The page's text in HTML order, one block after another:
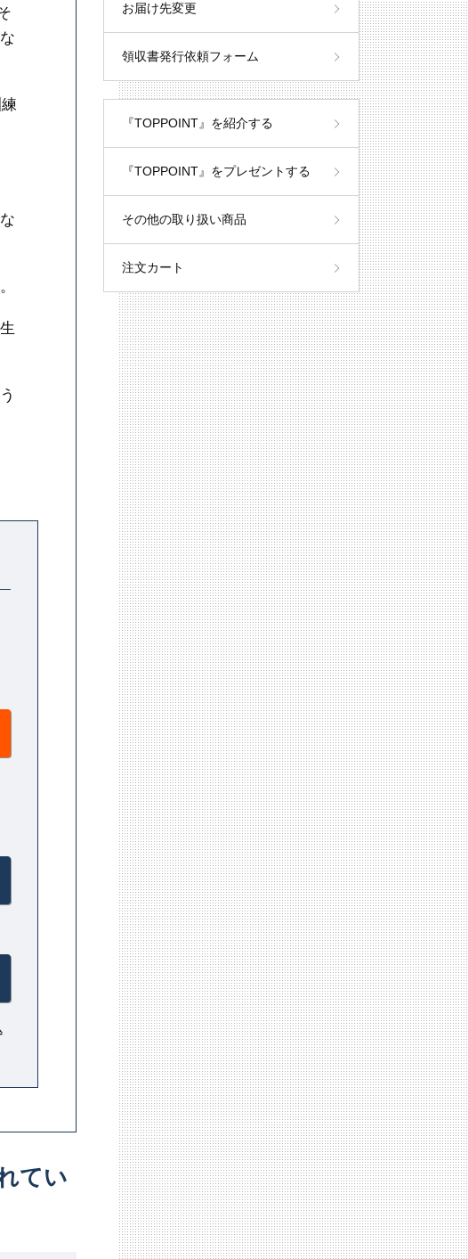
てい
お届け先変更
領収書発行依頼フォーム
『TOPPOINT』を紹介する
『TOPPOINT』をプレゼントする
その他の取り扱い商品
注文カート